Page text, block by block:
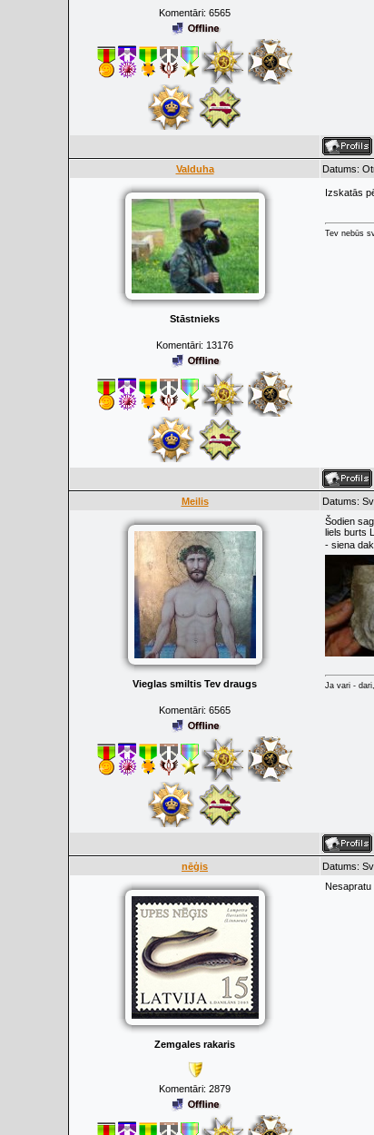
Komentāri: 6565
Valduha Datums:
Stāstnieks
Komentāri: 13176
Izskatās
Tev nebūs
Meilis Datums:
Vieglas smiltis Tev draugs
Komentāri: 6565
Šodien
liels burts
- siena
Ja vari -
nēģis Datums:
Zemgales rakaris
Komentāri: 2879
Nesapratu